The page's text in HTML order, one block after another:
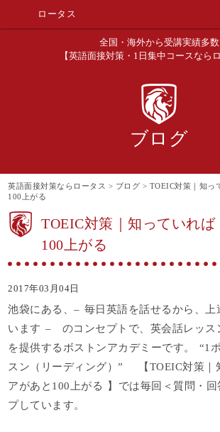
ロータス
全国・海外から受講実績多数
【英語面接対策・1日集中コースなら
ブログ
英語面接対策ならロータス > ブログ > TOEIC対策｜知っ
100上がる
TOEIC対策｜知っていれば
100上がる
2017年03月04日
池袋にある、– 毎日英語を話せるから、上
います – のコンセプトで、英会話レッス
を提供するボストンアカデミーです。 “1
スン（リーディング）” 【TOEIC対策｜
アがあと100上がる 】では毎回＜質問・回
プしています。